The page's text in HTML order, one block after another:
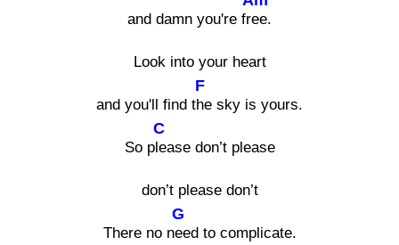
and damn you're free.
Look into your heart
and you'll find t
F
he sky is yours.
So p
C
lease don’t please
don’t please don’t
There no n
G
eed to complicate.